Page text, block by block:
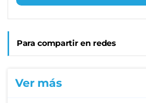
Para compartir en redes
Ver más